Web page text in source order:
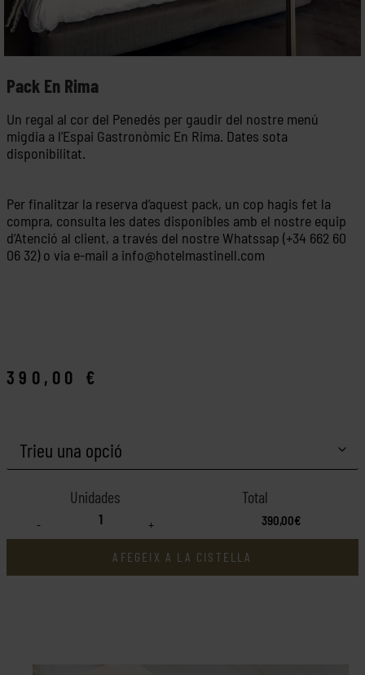
Pack En Rima
Un regal al cor del Penedés per gaudir del nostre menú
migdia a l’Espai Gastronòmic En Rima. Dates sota
disponibilitat.
Per finalitzar la reserva d’aquest pack, un cop hagis fet la
compra, consulta les dates disponibles amb el nostre equip
d’Atenció al client, a través del nostre Whatssap (+34 662 60
06 32) o via e-mail a info@hotelmastinell.com
390,00 €
- + 390,00€
AFEGEIX A LA CISTELLA